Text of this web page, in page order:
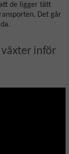
de ligger tätt
Det går
växter inför